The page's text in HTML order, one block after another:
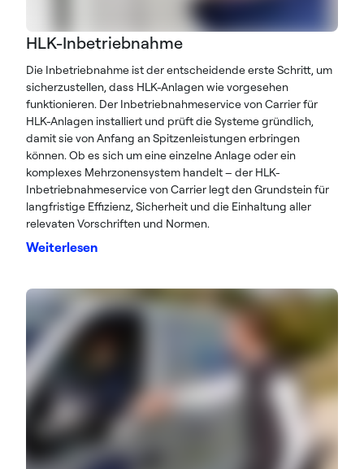
HLK-Inbetriebnahme
Die Inbetriebnahme ist der entscheidende erste Schritt, um
sicherzustellen, dass HLK-Anlagen wie vorgesehen
funktionieren. Der Inbetriebnahmeservice von Carrier für
HLK-Anlagen installiert und prüft die Systeme gründlich,
damit sie von Anfang an Spitzenleistungen erbringen
können. Ob es sich um eine einzelne Anlage oder ein
komplexes Mehrzonensystem handelt – der HLK-
Inbetriebnahmeservice von Carrier legt den Grundstein für
langfristige Effizienz, Sicherheit und die Einhaltung aller
relevaten Vorschriften und Normen.
Weiterlesen